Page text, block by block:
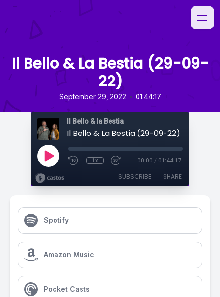
Il Bello & La Bestia (29-09-
22)
September 29, 2022 • 01:44:17
Il Bello & la Bestia
Il Bello & La Bestia (29-09-22)
1x 00:00 / 01:44:17
SUBSCRIBE SHARE
Spotify
Amazon Music
Pocket Casts